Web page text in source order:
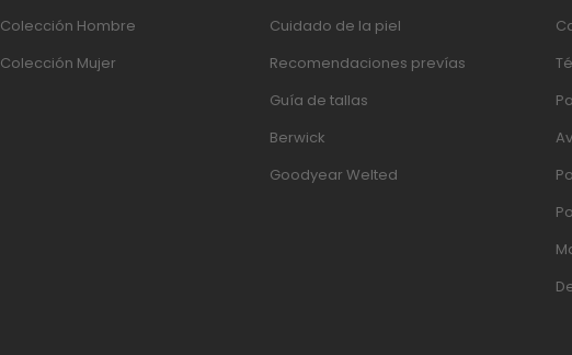
Colección Hombre
Colección Mujer
Cuidado de la piel
Recomendaciones prevías
Guía de tallas
Berwick
Goodyear Welted